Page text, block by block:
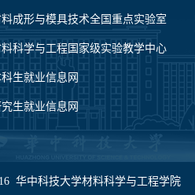
料成形与模具技术全国重点实验室
料科学与工程国家级实验教学中心
生就业信息网
生就业信息网
华中科技大学材料科学与工程学院